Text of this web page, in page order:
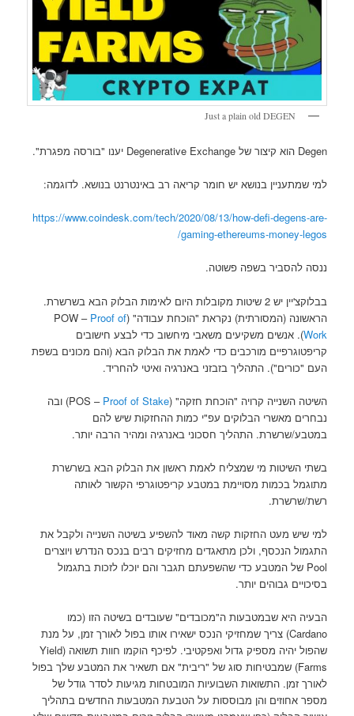
Just a plain old DEGEN
Degen הוא קיצור של Degenerative Exchange יענו "בורסה מפגרת".
למי שמתעניין בנושא יש חומר קריאה רב באינטרנט בנושא. לדוגמה:
https://www.coindesk.com/tech/2020/08/13/how-defi-degens-are-
gaming-ethereums-money-legos/
ננסה להסביר בשפה פשוטה.
בבלוקצ'יין יש 2 שיטות מקובלות היום לאימות הבלוק הבא בשרשרת.
הראשונה (המסורתית) נקראת "הוכחת עבודה" (POW –Proof of
Work). אנשים משקיעים משאבי מיחשוב כדי לבצע חישובים
קריפטוגרפיים מורכבים כדי לאמת את הבלוק הבא (והם מכונים בשפת
העם "כורים"). התהליך בזבזני באנרגיה ואיטי להחריד.
השיטה השנייה קרויה "הוכחת חזקה" (POS –Proof of Stake
) ובה
נבחרים מאשרי הבלוקים עפ"י כמות ההחזקות שיש להם
במטבע/שרשרת. התהליך חסכוני באנרגיה ומהיר הרבה יותר.
בשתי השיטות מי שמצליח לאמת ראשון את הבלוק הבא בשרשרת
מתוגמל בכמות מסויימת במטבע קריפטוגרפי הקשור לאותה
רשת/שרשרת.
למי שיש מעט החזקות קשה מאוד להשפיע בשיטה השנייה ולקבל את
התגמול הנכסף, ולכן מתאגדים מחזיקים רבים בנכס הנדרש ויוצרים
Pool של המטבע כדי שהשפעתם תגבר והם יוכלו לזכות בתגמול
בסיכויים גבוהים יותר.
הבעיה היא שבמטבעות ה"מכובדים" שעובדים בשיטה הזו (כמו
Cardano) צריך שמחזיקי הנכס ישאירו אותו בפול לאורך זמן, על מנת
שהפול יהיה מספיק גדול ואפקטיבי. לפיכף הוקמו חוות תשואה (Yield
Farms) שמבטיחות סוג של "ריבית" אם תשאיר את המטבע שלך בפול
לאורך זמן. התשואות השבועיות המובטחות מגיעות לסדר גודל של
מספר אחוזים והן מבוססות על הטבעת המטבעות החדשים בתהליך